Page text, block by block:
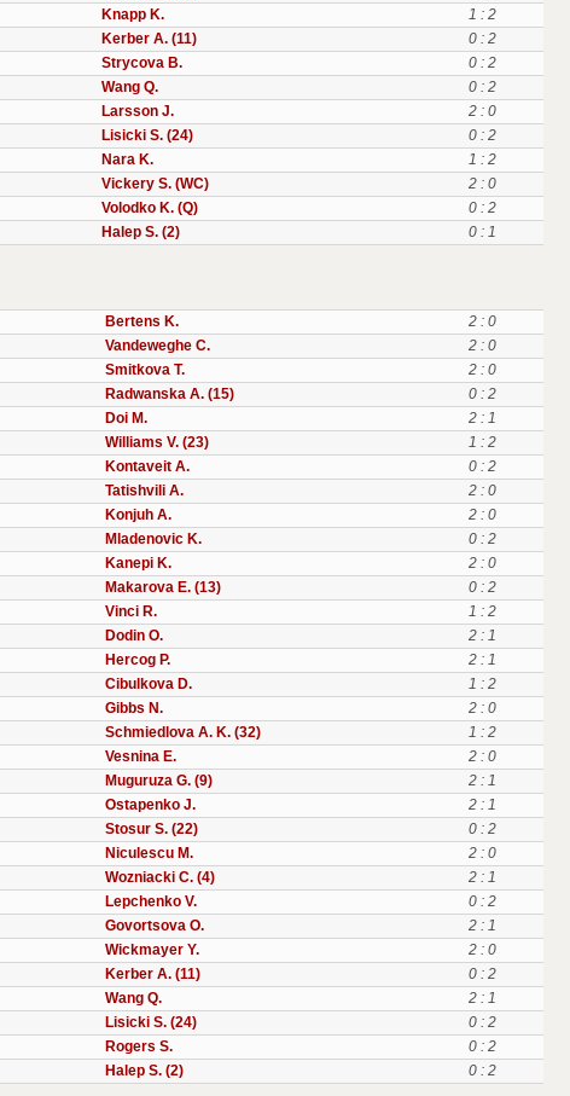
Knapp K.
1 : 2
Kerber A. (11)
0 : 2
Strycova B.
0 : 2
Wang Q.
0 : 2
Larsson J.
2 : 0
Lisicki S. (24)
0 : 2
Nara K.
1 : 2
Vickery S. (WC)
2 : 0
Volodko K. (Q)
0 : 2
Halep S. (2) 0 : 1
Bertens K.
2 : 0
Vandeweghe C.
2 : 0
Smitkova T.
2 : 0
Radwanska A. (15)
0 : 2
Doi M.
2 : 1
Williams V. (23)
1 : 2
Kontaveit A.
0 : 2
Tatishvili A.
2 : 0
Konjuh A.
2 : 0
Mladenovic K.
0 : 2
Kanepi K.
2 : 0
Makarova E. (13)
0 : 2
Vinci R.
1 : 2
Dodin O.
2 : 1
Hercog P.
2 : 1
Cibulkova D.
1 : 2
Gibbs N.
2 : 0
Schmiedlova A. K. (32)
1 : 2
Vesnina E.
2 : 0
Muguruza G. (9)
2 : 1
Ostapenko J.
2 : 1
Stosur S. (22)
0 : 2
Niculescu M.
2 : 0
Wozniacki C. (4)
2 : 1
Lepchenko V.
0 : 2
Govortsova O.
2 : 1
Wickmayer Y.
2 : 0
Kerber A. (11)
0 : 2
Wang Q.
2 : 1
Lisicki S. (24)
0 : 2
Rogers S.
0 : 2
Halep S. (2) 0 : 2